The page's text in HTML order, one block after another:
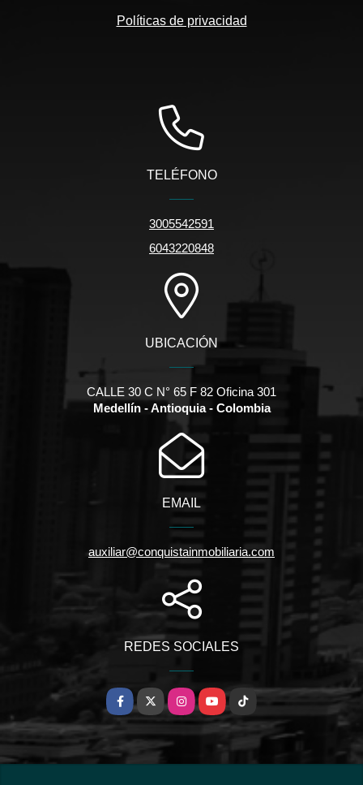
Políticas de privacidad
TELÉFONO
3005542591
6043220848
UBICACIÓN
CALLE 30 C N° 65 F 82 Oficina 301
Medellín - Antioquia - Colombia
EMAIL
auxiliar@conquistainmobiliaria.com
REDES SOCIALES
Facebook
X InstagramYouTubeTikTok